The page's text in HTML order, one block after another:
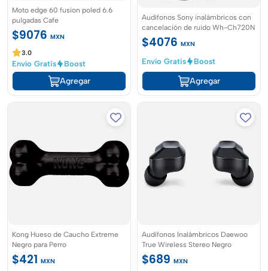
Moto edge 60 fusion poled 6.6
pulgadas Cafe
$9076 MXN
3.0
Envío Gratis Boost
Agregar
Audífonos Sony inalámbricos con
cancelación de ruido Wh-Ch720N
$4076 MXN
Envío Gratis
Boost
Agregar
Kong Hueso de Caucho Extreme
Negro para Perro
$421 MXN
Audífonos Inalámbricos Daewoo
True Wireless Stereo Negro
$689 MXN